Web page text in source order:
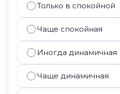
Только в спокойной
Чаще спокойная
Иногда динамичная
Чаще динамичная